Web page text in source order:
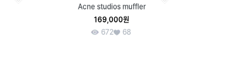
Acne studios muffler
169,000원
672
68